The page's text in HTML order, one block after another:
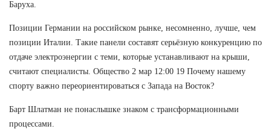
Баруха.
Позиции Германии на российском рынке, несомненно, лучше, чем
позиции Италии. Такие панели составят серьёзную конкуренцию по
отдаче электроэнергии с теми, которые устанавливают на крыши,
считают специалисты. Общество 2 мар 12:00 19 Почему нашему
спорту важно переориентироваться с Запада на Восток?
Барт Шлатман не понаслышке знаком с трансформационными
процессами.